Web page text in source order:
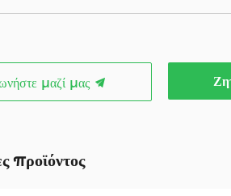
μαζί μας
προϊόντος